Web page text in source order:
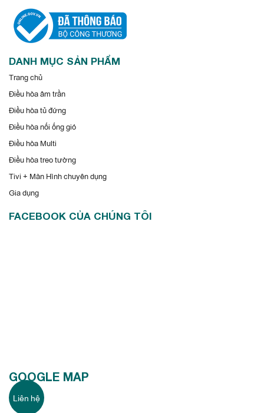
DANH MỤC SẢN PHẨM
Trang chủ
Điều hòa âm trần
Điều hòa tủ đứng
Điều hòa nối ống gió
Điều hòa Multi
Điều hòa treo tường
Tivi + Màn Hình chuyên dụng
Gia dụng
FACEBOOK CỦA CHÚNG TÔI
GOOGLE MAP
Liên hệ